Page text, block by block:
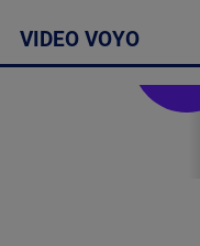
VIDEO VOYO